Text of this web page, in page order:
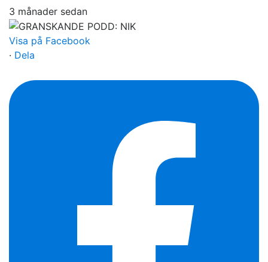
3 månader sedan
Visa på Facebook
· Dela